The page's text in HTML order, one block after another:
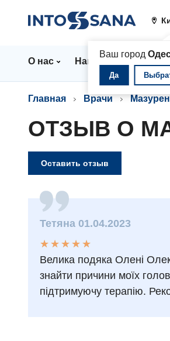
Ваш город
Да
О нас Направления
Главная Врачи
ОТЗЫВ О
Оставить отзыв
Тетяна 01.04.2023
★
★
★
★
★
★ ★ ★ ★ ★
Велика подяка Олені
знайти причини моїх
підтримуючу терапію.